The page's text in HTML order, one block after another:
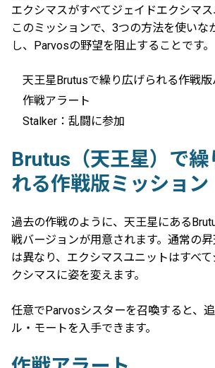
エクシマスがすべてジェイドエクシマ
このミッションで、3つの方法を使いな
し、Parvosの野望を阻止することです。
天王星Brutusで繰り広げられる作戦
作戦アラート
Stalker：乱闘に参加
Brutus（天王星）で繰
れる作戦版ミッション
過去の作戦のように、天王星にある
戦バージョンが用意されます。通常の
は異なり、エクシマスユニットはすべ
クシマスに姿を変えます。
任意でParvosシスターを召喚すると、
ル・モートを入手できます。